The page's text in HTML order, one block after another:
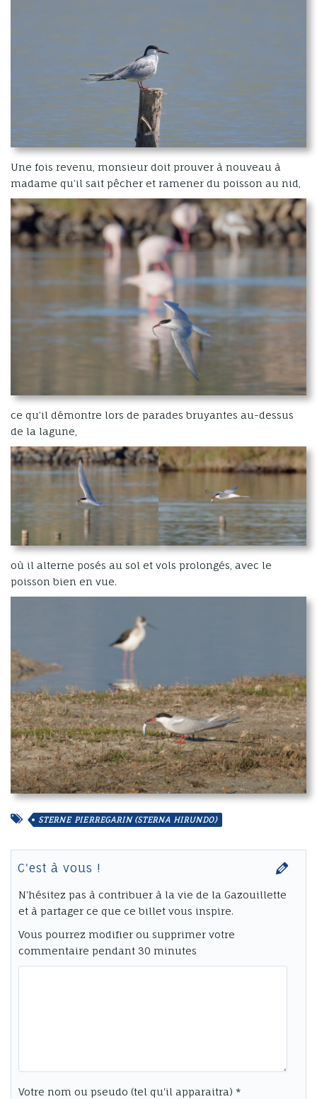
Une fois revenu, monsieur doit prouver à nouveau à
madame qu’il sait pêcher et ramener du poisson au nid,
ce qu’il démontre lors de parades bruyantes au-dessus
de la lagune,
où il alterne posés au sol et vols prolongés, avec le
poisson bien en vue.
STERNE PIERREGARIN (STERNA HIRUNDO)
C'est à vous !
N'hésitez pas à contribuer à la vie de la Gazouillette
et à partager ce que ce billet vous inspire.
Vous pourrez modifier ou supprimer votre
commentaire pendant 30 minutes
Votre nom ou pseudo (tel qu'il apparaitra) *